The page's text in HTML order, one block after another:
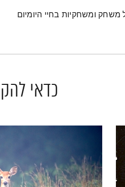
משחק ומשחקיות בחיי היומיום
כדאי